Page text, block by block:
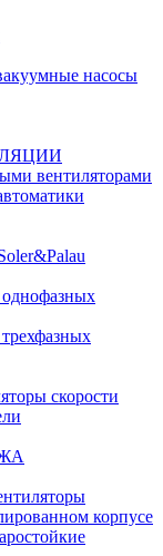
насосы
вентиляторами
однофазных
скорости
корпусе